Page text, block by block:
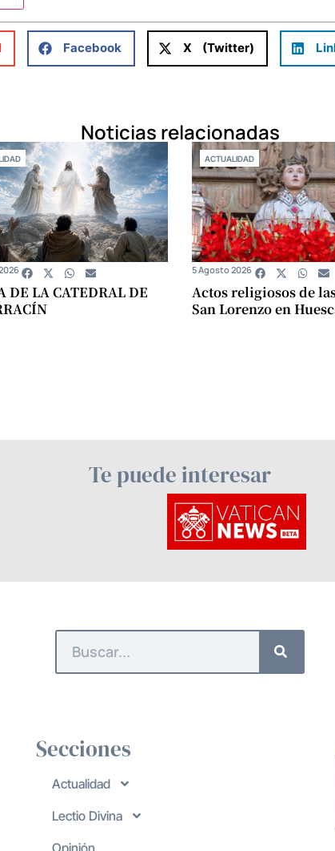
Facebook X (Twitter)
Noticias relacionadas
DE LA CATEDRAL DE
ACTUALIDAD
Actos religiosos de
San Lorenzo en
5 Agosto 2026
Te puede interesar
Secciones
Actualidad
Lectio Divina
Opinión